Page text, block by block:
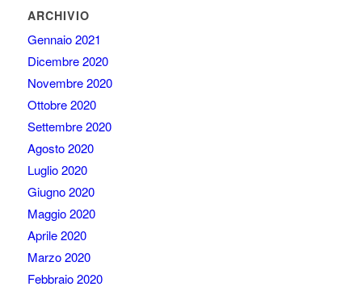
ARCHIVIO
Gennaio 2021
Dicembre 2020
Novembre 2020
Ottobre 2020
Settembre 2020
Agosto 2020
Luglio 2020
Giugno 2020
Maggio 2020
Aprile 2020
Marzo 2020
Febbraio 2020